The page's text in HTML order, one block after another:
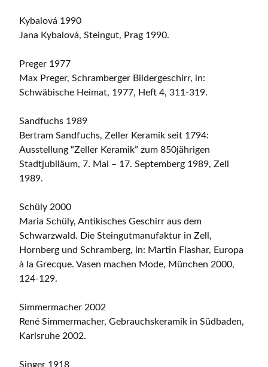
Kybalová 1990
Jana Kybalová, Steingut, Prag 1990.
Preger 1977
Max Preger, Schramberger Bildergeschirr, in:
Schwäbische Heimat, 1977, Heft 4, 311-319.
Sandfuchs 1989
Bertram Sandfuchs, Zeller Keramik seit 1794:
Ausstellung “Zeller Keramik” zum 850jährigen
Stadtjubiläum, 7. Mai – 17. Septemberg 1989, Zell
1989.
Schüly 2000
Maria Schüly, Antikisches Geschirr aus dem
Schwarzwald. Die Steingutmanufaktur in Zell,
Hornberg und Schramberg, in: Martin Flashar, Europa
à la Grecque. Vasen machen Mode, München 2000,
124-129.
Simmermacher 2002
René Simmermacher, Gebrauchskeramik in Südbaden,
Karlsruhe 2002.
Singer 1918